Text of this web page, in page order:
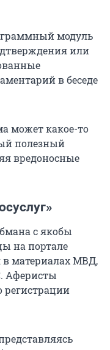
модуль
или
в беседе
может какое-то
полезный
вредоносные
с якобы
на портале
в материалах МВД,
Аферисты
регистрации